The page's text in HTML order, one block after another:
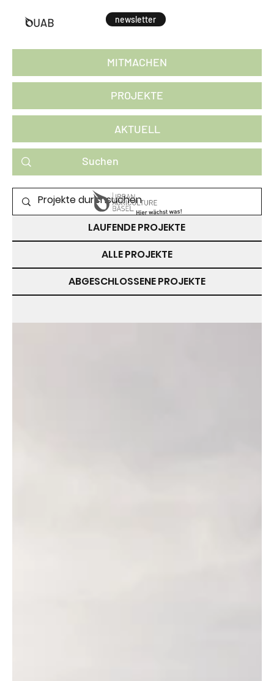
newsletter
PROJEKTE ZUM MITMACHEN
LAUFENDE PROJEKTE
ALLE PROJEKTE
ABGESCHLOSSENE PROJEKTE
AKTUELL
PROJEKTE
MITMACHEN